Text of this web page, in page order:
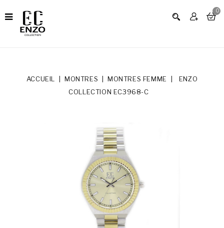
0
ACCUEIL MONTRES MONTRES FEMME
ENZO
COLLECTION EC3968-C